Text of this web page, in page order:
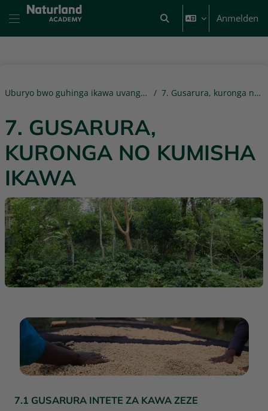
Zum Hauptinhalt
Sucheingabe umschalten
Anmelden
Uburyo bwo guhinga ikawa uvanga ni' ibiti mu Rwanda 7. Gusarura, kuronga no kumisha ikawa
7. GUSARURA,
KURONGA NO KUMISHA
IKAWA
ABSCHNITTSÜBERSICHT
7.1 GUSARURA INTETE ZA KAWA ZEZE